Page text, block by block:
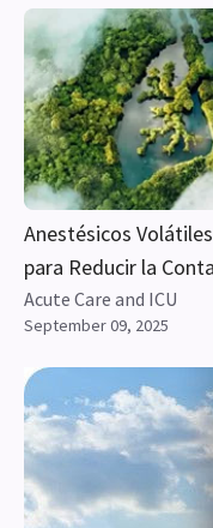
Anestésicos
para Reducir la
Acute Care and ICU
September 09, 2025